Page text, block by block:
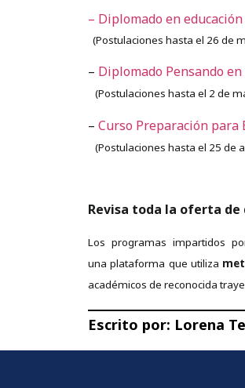
– Diplomado en
(Postulaciones hasta el 26 de
– Diplomado Pensando
(Postulaciones hasta el 2 de
– Curso Preparación para
(Postulaciones hasta el 25 de
Revisa toda la oferta de
Los programas impartidos
una plataforma que utiliza
académicos de reconocida
Escrito por: Lorena